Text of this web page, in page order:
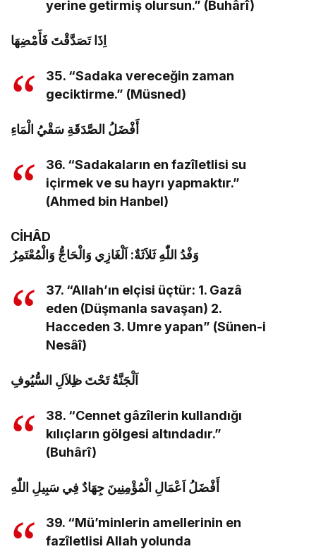
yerine getirmiş olursun.” (Buhârî)
اِذَا تَصَدَّقْتَ فَأَمْضِهَا
35. “Sadaka vereceğin zaman
geciktirme.” (Müsned)
أَفْضَلُ الصَّدَقَةِ سَقْيُ الْمَاءِ
36. “Sadakaların en fazîletlisi su
içirmek ve su hayrı yapmaktır.”
(Ahmed bin Hanbel)
CİHÂD
وَفْدُ اللّٰهِ ثَلاَثَةٌ: اَلْغَازِي وَالْحَاجُّ وَالْمُعْتَمِرُ
37. “Allah’ın elçisi üçtür: 1. Gazâ
eden (Düşmanla savaşan) 2.
Hacceden 3. Umre yapan” (Sünen-i
Nesâî)
اَلْجَنَّةُ تَحْتَ ظِلاَلِ السُّيُوفِ
38. “Cennet gâzîlerin kullandığı
kılıçların gölgesi altındadır.”
(Buhârî)
أَفْضَلُ اَعْمَالِ الْمُؤْمِنِينَ جِهَادٌ فِي سَبِيلِ اللّٰهِ
39. “Mü’minlerin amellerinin en
fazîletlisi Allah yolunda